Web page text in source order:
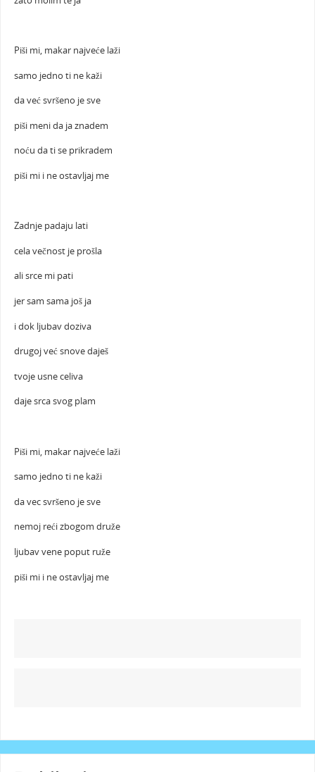
Piši mi, makar najveće laži
samo jedno ti ne kaži
da već svršeno je sve
piši meni da ja znadem
noću da ti se prikradem
piši mi i ne ostavljaj me
Zadnje padaju lati
cela večnost je prošla
ali srce mi pati
jer sam sama još ja
i dok ljubav doziva
drugoj već snove daješ
tvoje usne celiva
daje srca svog plam
Piši mi, makar najveće laži
samo jedno ti ne kaži
da vec svršeno je sve
nemoj reći zbogom druže
ljubav vene poput ruže
piši mi i ne ostavljaj me